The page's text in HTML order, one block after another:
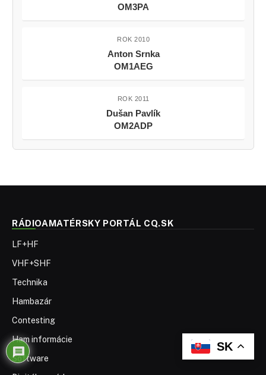
OM3PA
ROK 2010
Anton Srnka
OM1AEG
ROK 2011
Dušan Pavlík
OM2ADP
RÁDIOAMATÉRSKY PORTÁL CQ.SK
LF+HF
VHF+SHF
Technika
Hambazár
Contesting
Ham informácie
Software
SK